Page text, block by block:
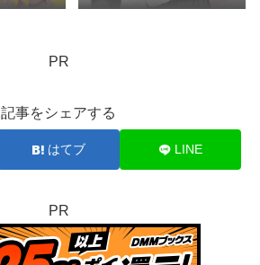
思うこと：ロマン優光連載
PR
記事をシェアする
はてブ LINE
PR